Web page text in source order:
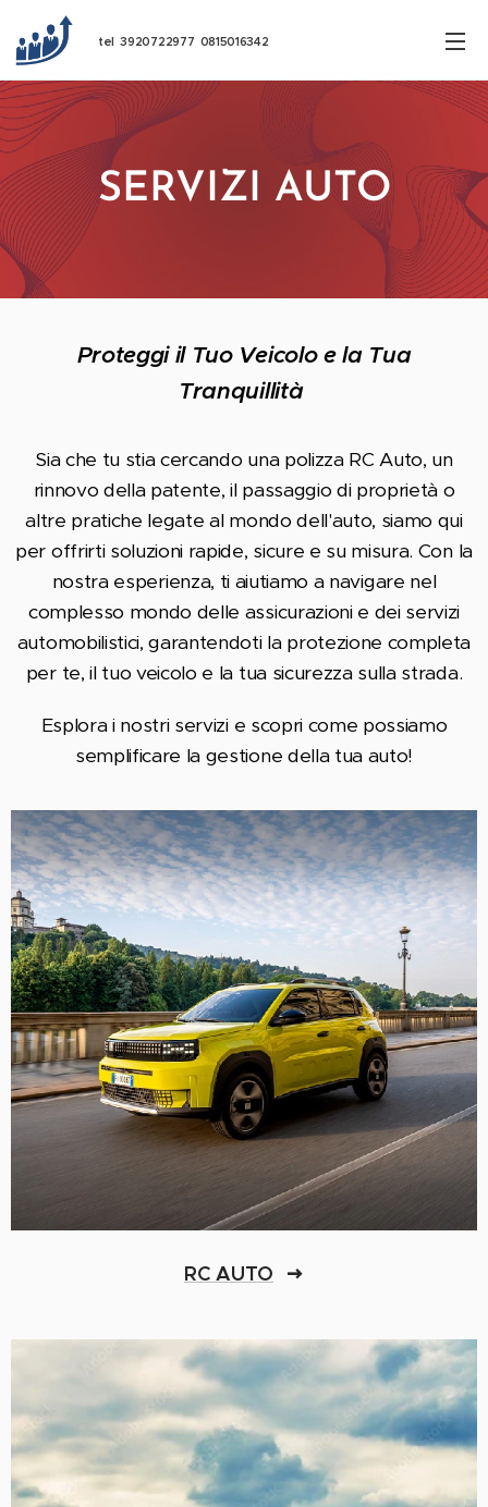
tel 3920722977 0815016342
SERVIZI AUTO
Proteggi il Tuo Veicolo e la Tua
Tranquillità
Sia che tu stia cercando una polizza RC Auto, un
rinnovo della patente, il passaggio di proprietà o
altre pratiche legate al mondo dell'auto, siamo qui
per offrirti soluzioni rapide, sicure e su misura. Con la
nostra esperienza, ti aiutiamo a navigare nel
complesso mondo delle assicurazioni e dei servizi
automobilistici, garantendoti la protezione completa
per te, il tuo veicolo e la tua sicurezza sulla strada.
Esplora i nostri servizi e scopri come possiamo
semplificare la gestione della tua auto!
RC AUTO